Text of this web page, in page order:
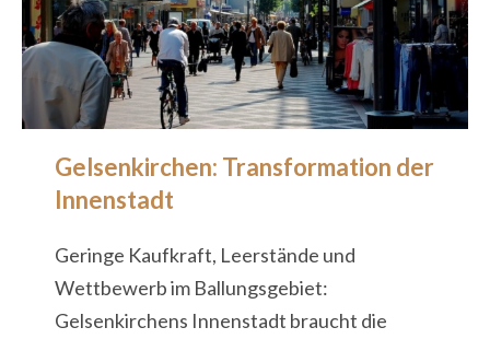
Gelsenkirchen: Transformation der
Innenstadt
Geringe Kaufkraft, Leerstände und
Wettbewerb im Ballungsgebiet:
Gelsenkirchens Innenstadt braucht die